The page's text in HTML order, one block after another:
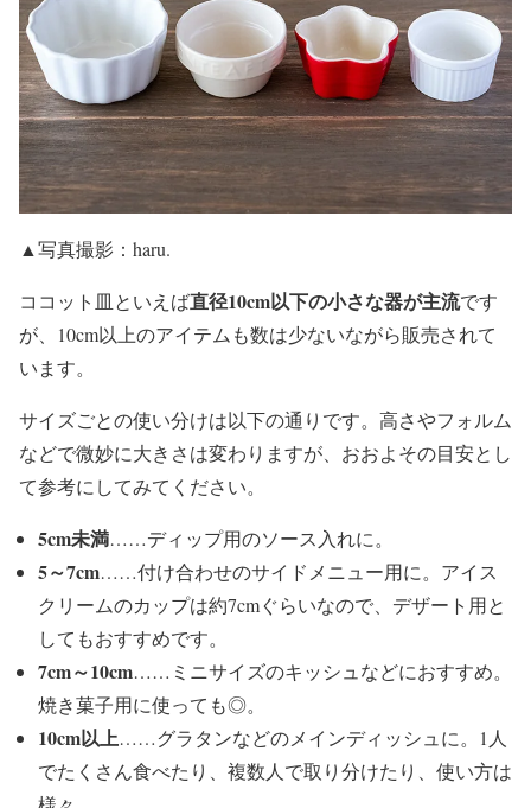
▲写真撮影：haru.
ココット皿といえば直径10cm以下の小さな器が主流です
が、10cm以上のアイテムも数は少ないながら販売されて
います。
サイズごとの使い分けは以下の通りです。高さやフォルム
などで微妙に大きさは変わりますが、おおよその目安とし
て参考にしてみてください。
5cm未満……ディップ用のソース入れに。
5～7cm……付け合わせのサイドメニュー用に。アイス
クリームのカップは約7cmぐらいなので、デザート用と
してもおすすめです。
7cm～10cm……ミニサイズのキッシュなどにおすすめ。
焼き菓子用に使っても◎。
10cm以上……グラタンなどのメインディッシュに。1人
でたくさん食べたり、複数人で取り分けたり、使い方は